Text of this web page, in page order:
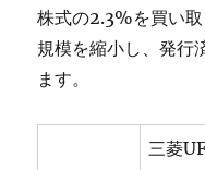
株式の2.3%を買い
規模を縮小し、発行
ます。
三菱